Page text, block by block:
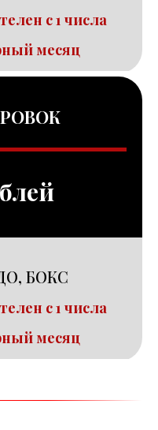
с 1 числа
месяц
БОКС
с 1 числа
месяц